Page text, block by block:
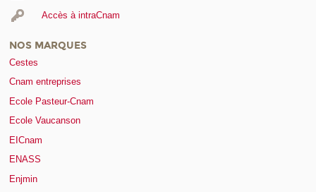
Accès à intraCnam
NOS MARQUES
Cestes
Cnam entreprises
Ecole Pasteur-Cnam
Ecole Vaucanson
EICnam
ENASS
Enjmin